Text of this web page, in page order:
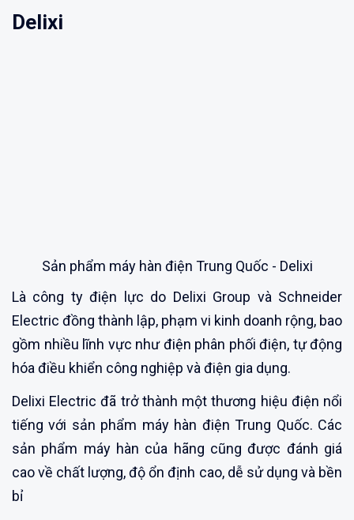
Delixi
Sản phẩm máy hàn điện Trung Quốc - Delixi
Là công ty điện lực do Delixi Group và Schneider
Electric đồng thành lập, phạm vi kinh doanh rộng, bao
gồm nhiều lĩnh vực như điện phân phối điện, tự động
hóa điều khiển công nghiệp và điện gia dụng.
Delixi Electric đã trở thành một thương hiệu điện nổi
tiếng với sản phẩm máy hàn điện Trung Quốc. Các
sản phẩm máy hàn của hãng cũng được đánh giá
cao về chất lượng, độ ổn định cao, dễ sử dụng và bền
bỉ